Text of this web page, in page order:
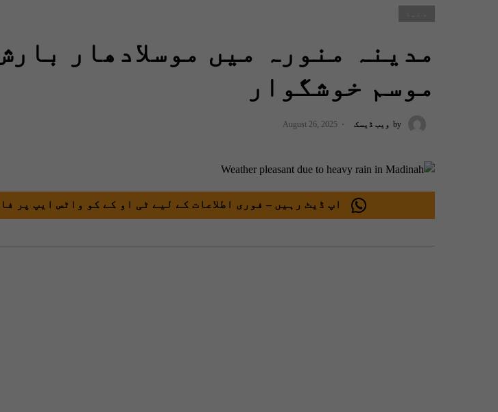
مدینہ منورہ میں موسلادھار
موسم خوشگوار
by ویب ڈیسک August 26, 2025
اپ ڈیٹ رہیں – فوری اطلاعات کے لیے ٹی او کے کو واٹس ایپ پر